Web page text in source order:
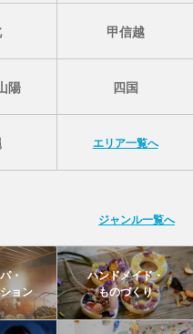
甲信越
陽 四国
エリア一覧へ
ジャンル一覧へ
・
ョン
ハンドメイド・
ものづくり